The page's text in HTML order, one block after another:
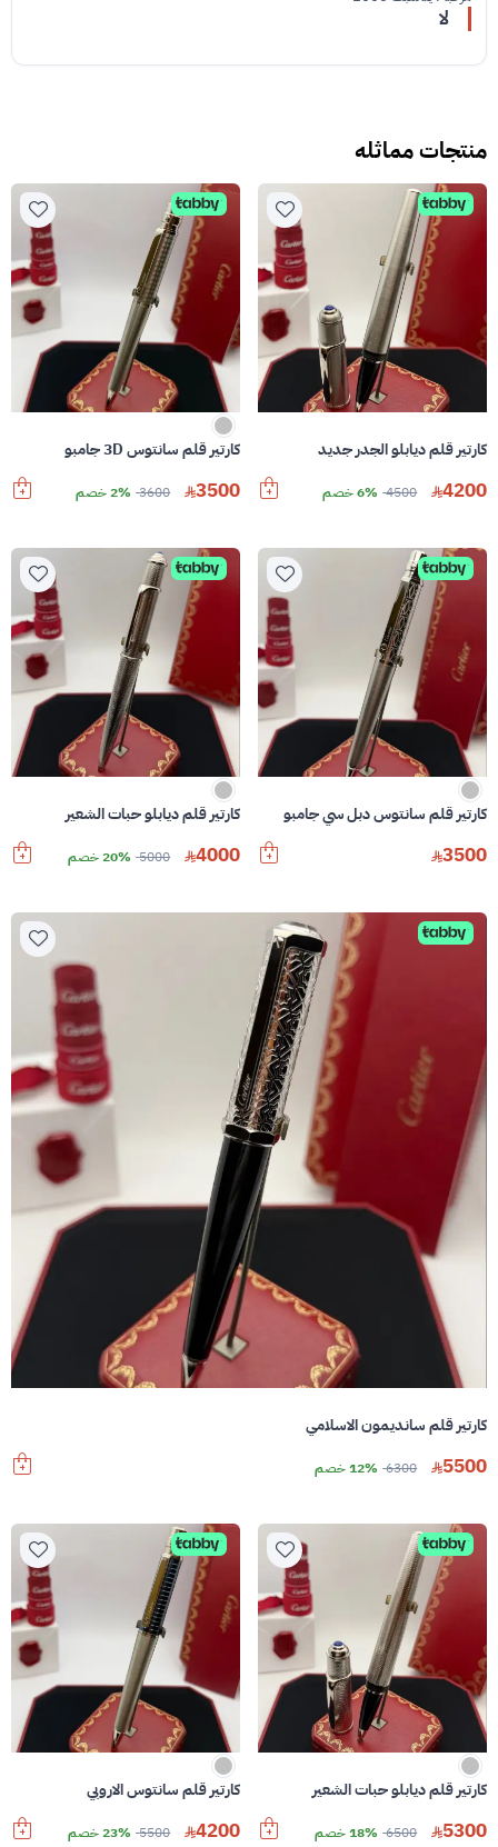
لا
منتجات مماثله
كارتير قلم ديابلو الجدر جديد
4200
4500 6% خصم
كارتير قلم سانتوس 3D جامبو
3500
3600 2% خصم
كارتير قلم سانتوس دبل سي جامبو
3500
كارتير قلم ديابلو حبات الشعير
4000
5000 20% خصم
كارتير قلم سانديمون الاسلامي
5500
6300 12% خصم
كارتير قلم ديابلو حبات الشعير
5300
6500 18% خصم
كارتير قلم سانتوس الاروبي
4200
5500 23% خصم